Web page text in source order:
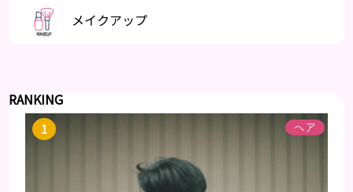
メイクアップ
RANKING
ヘア